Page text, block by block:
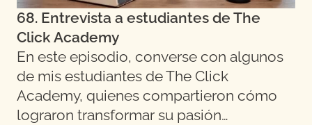
68. Entrevista a estudiantes de The
Click Academy
En este episodio, converse con algunos
de mis estudiantes de The Click
Academy, quienes compartieron cómo
lograron transformar su pasión…